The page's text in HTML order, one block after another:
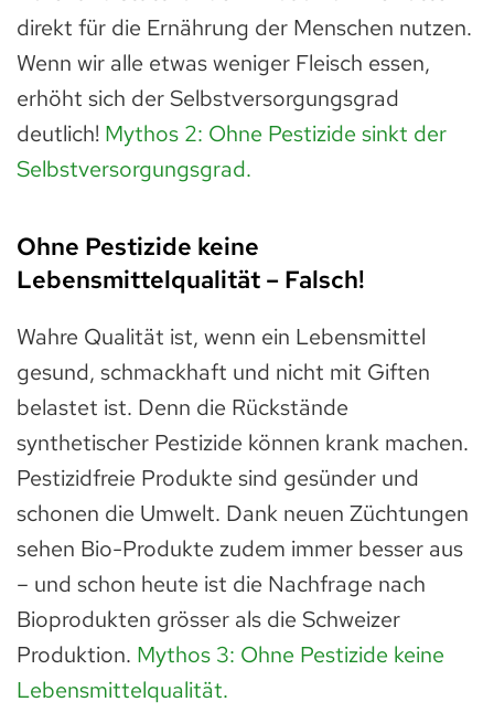
direkt für die Ernährung der Menschen nutzen.
Wenn wir alle etwas weniger Fleisch essen,
erhöht sich der Selbstversorgungsgrad
deutlich! Mythos 2: Ohne Pestizide sinkt der
Selbstversorgungsgrad.
Ohne Pestizide keine
Lebensmittelqualität – Falsch!
Wahre Qualität ist, wenn ein Lebensmittel
gesund, schmackhaft und nicht mit Giften
belastet ist. Denn die Rückstände
synthetischer Pestizide können krank machen.
Pestizidfreie Produkte sind gesünder und
schonen die Umwelt. Dank neuen Züchtungen
sehen Bio-Produkte zudem immer besser aus
– und schon heute ist die Nachfrage nach
Bioprodukten grösser als die Schweizer
Produktion. Mythos 3: Ohne Pestizide keine
Lebensmittelqualität.